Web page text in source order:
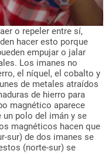
o repeler entre sí,
hacer esto porque
empujar o jalar
Los imanes no
el níquel, el cobalto y
de metales atraídos
de hierro para
magnético aparece
un polo del imán y se
magnéticos hacen que
sur) de dos imanes se
(norte-sur) se